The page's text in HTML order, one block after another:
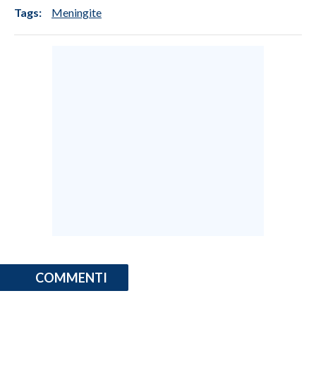
Tags: Meningite
COMMENTI